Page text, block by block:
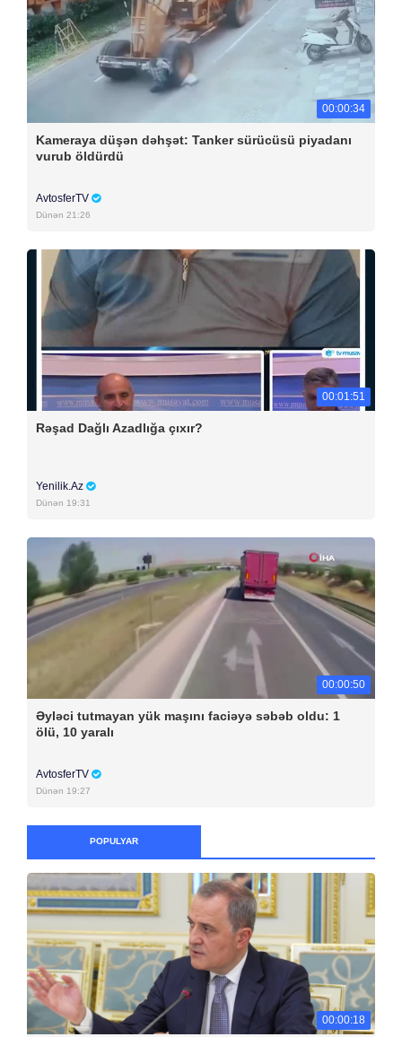
00:00:34
Kameraya düşən dəhşət: Tanker sürücüsü piyadanı
vurub öldürdü
AvtosferTV
Dünən 21:26
00:01:51
Rəşad Dağlı Azadlığa çıxır?
Yenilik.Az
Dünən 19:31
00:00:50
Əyləci tutmayan yük maşını faciəyə səbəb oldu: 1
ölü, 10 yaralı
AvtosferTV
Dünən 19:27
POPULYAR
00:00:18